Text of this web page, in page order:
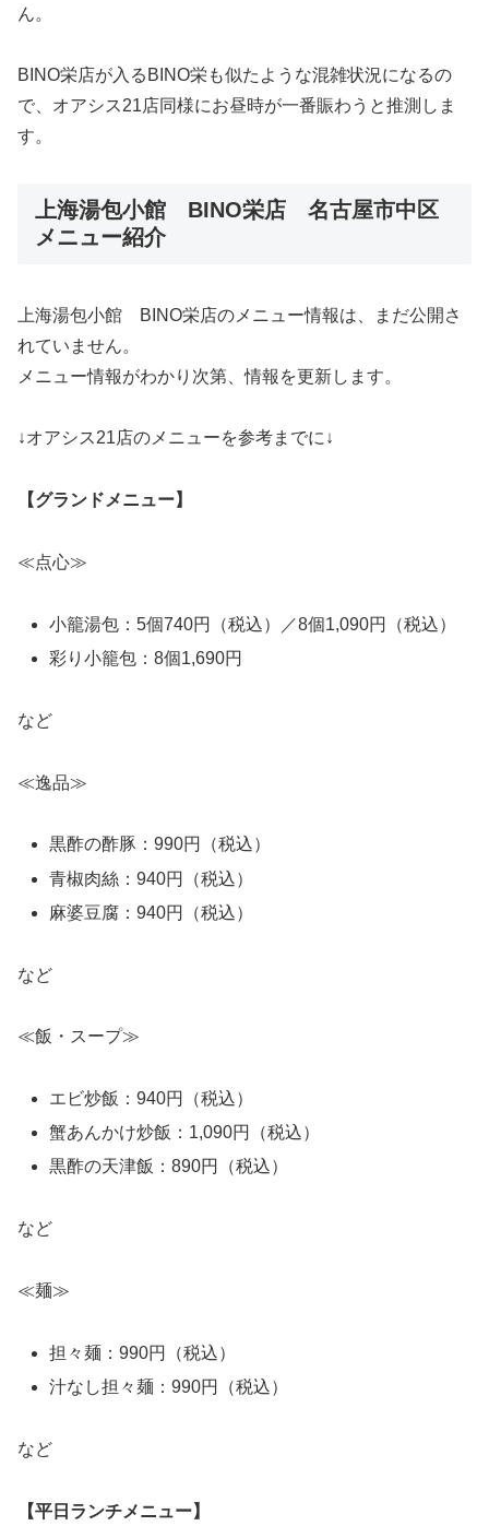
ん。
BINO栄店が入るBINO栄も似たような混雑状況になるの
で、オアシス21店同様にお昼時が一番賑わうと推測しま
す。
上海湯包小館 BINO栄店 名古屋市中区
メニュー紹介
上海湯包小館 BINO栄店のメニュー情報は、まだ公開さ
れていません。
メニュー情報がわかり次第、情報を更新します。
↓オアシス21店のメニューを参考までに↓
【グランドメニュー】
≪点心≫
小籠湯包：5個740円（税込）／8個1,090円（税込）
彩り小籠包：8個1,690円
など
≪逸品≫
黒酢の酢豚：990円（税込）
青椒肉絲：940円（税込）
麻婆豆腐：940円（税込）
など
≪飯・スープ≫
エビ炒飯：940円（税込）
蟹あんかけ炒飯：1,090円（税込）
黒酢の天津飯：890円（税込）
など
≪麺≫
担々麺：990円（税込）
汁なし担々麺：990円（税込）
など
【平日ランチメニュー】